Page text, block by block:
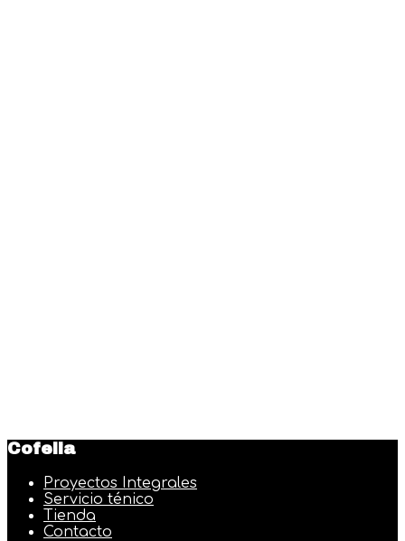
Cofelia
Proyectos Integrales
Servicio ténico
Tienda
Contacto